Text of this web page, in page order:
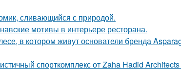
сливающийся с природой.
мотивы в интерьере ресторана.
в котором живут основатели бренда
спорткомплекс от Zaha Hadid Architects